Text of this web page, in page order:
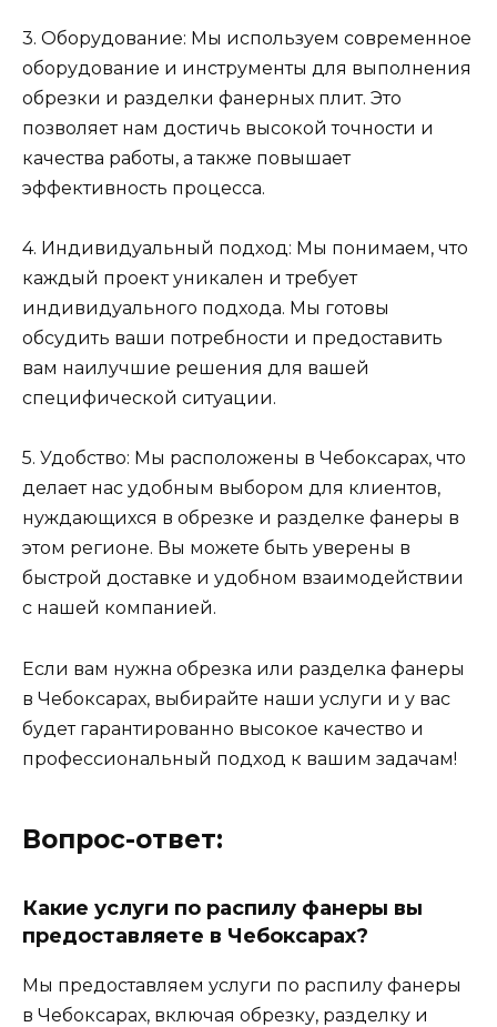
3. Оборудование: Мы используем современное
оборудование и инструменты для выполнения
обрезки и разделки фанерных плит. Это
позволяет нам достичь высокой точности и
качества работы, а также повышает
эффективность процесса.
4. Индивидуальный подход: Мы понимаем, что
каждый проект уникален и требует
индивидуального подхода. Мы готовы
обсудить ваши потребности и предоставить
вам наилучшие решения для вашей
специфической ситуации.
5. Удобство: Мы расположены в Чебоксарах, что
делает нас удобным выбором для клиентов,
нуждающихся в обрезке и разделке фанеры в
этом регионе. Вы можете быть уверены в
быстрой доставке и удобном взаимодействии
с нашей компанией.
Если вам нужна обрезка или разделка фанеры
в Чебоксарах, выбирайте наши услуги и у вас
будет гарантированно высокое качество и
профессиональный подход к вашим задачам!
Вопрос-ответ:
Какие услуги по распилу фанеры вы
предоставляете в Чебоксарах?
Мы предоставляем услуги по распилу фанеры
в Чебоксарах, включая обрезку, разделку и